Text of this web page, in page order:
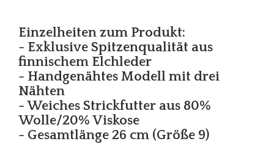
Einzelheiten zum Produkt:
- Exklusive Spitzenqualität aus
finnischem Elchleder
- Handgenähtes Modell mit drei
Nähten
- Weiches Strickfutter aus 80%
Wolle/20% Viskose
- Gesamtlänge 26 cm (Größe 9)